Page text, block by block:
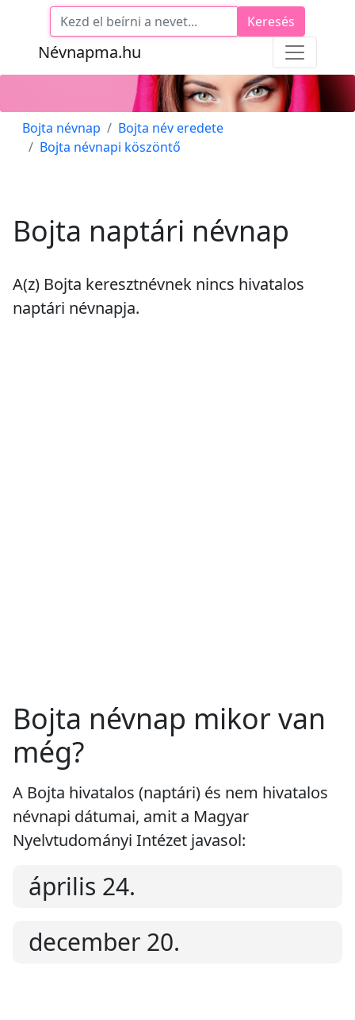
Névnapma.hu
Keresés
Bojta névnap
Bojta név eredete
Bojta névnapi köszöntő
Bojta naptári névnap
A(z) Bojta keresztnévnek nincs hivatalos
naptári névnapja.
Bojta névnap mikor van
még?
A Bojta hivatalos (naptári) és nem hivatalos
névnapi dátumai, amit a Magyar
Nyelvtudományi Intézet javasol:
április 24.
december 20.